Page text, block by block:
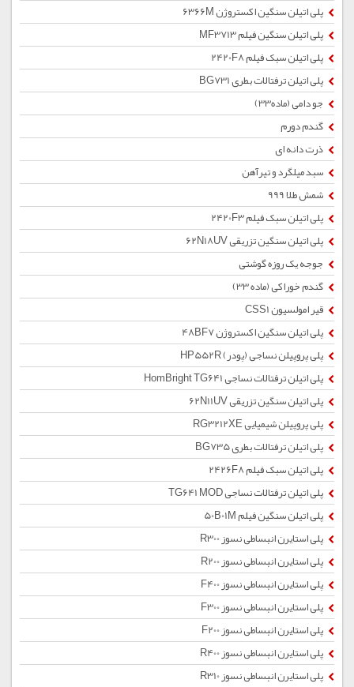
پلی اتیلن سنگین اکستروژن 6366M
پلی اتیلن سنگین فیلم MF3713
پلی اتیلن سبک فیلم 2420F8
پلی اتیلن ترفتالات بطری BG731
جو دامی (ماده33)
گندم دورم
ذرت دانه ای
سبد میلگرد و تیرآهن
شمش طلا 999
پلی اتیلن سبک فیلم 2420F3
پلی اتیلن سنگین تزریقی 62N18UV
جوجه یک روزه گوشتی
گندم خوراکی (ماده 33)
قیر امولسیون CSS1
پلی اتیلن سنگین اکستروژن 48BF7
پلی پروپیلن نساجی (پودر) HP552R
پلی اتیلن ترفتالات نساجی HomBright TG641
پلی اتیلن سنگین تزریقی 62N11UV
پلی پروپیلن شیمیایی RG3212XE
پلی اتیلن ترفتالات بطری BG735
پلی اتیلن سبک فیلم 2426F8
پلی اتیلن ترفتالات نساجی TG641 MOD
پلی اتیلن سنگین فیلم 50B01M
پلی استایرن انبساطی نسوز R300
پلی استایرن انبساطی نسوز R200
پلی استایرن انبساطی نسوز F400
پلی استایرن انبساطی نسوز F300
پلی استایرن انبساطی نسوز F200
پلی استایرن انبساطی نسوز R400
پلی استایرن انبساطی نسوز R310